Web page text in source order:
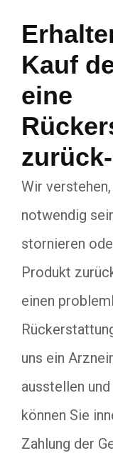
Kauf
eine
Wir
notwendig
stornieren
Produkt
einen
uns ein
ausstellen
können Sie
Zahlung der